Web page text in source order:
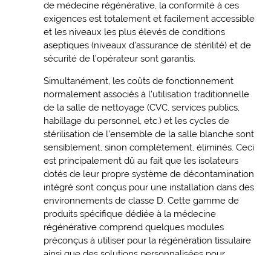
de médecine régénérative, la conformité à ces
exigences est totalement et facilement accessible
et les niveaux les plus élevés de conditions
aseptiques (niveaux d’assurance de stérilité) et de
sécurité de l’opérateur sont garantis.
Simultanément, les coûts de fonctionnement
normalement associés à l’utilisation traditionnelle
de la salle de nettoyage (CVC, services publics,
habillage du personnel, etc.) et les cycles de
stérilisation de l’ensemble de la salle blanche sont
sensiblement, sinon complètement, éliminés. Ceci
est principalement dû au fait que les isolateurs
dotés de leur propre système de décontamination
intégré sont conçus pour une installation dans des
environnements de classe D. Cette gamme de
produits spécifique dédiée à la médecine
régénérative comprend quelques modules
préconçus à utiliser pour la régénération tissulaire